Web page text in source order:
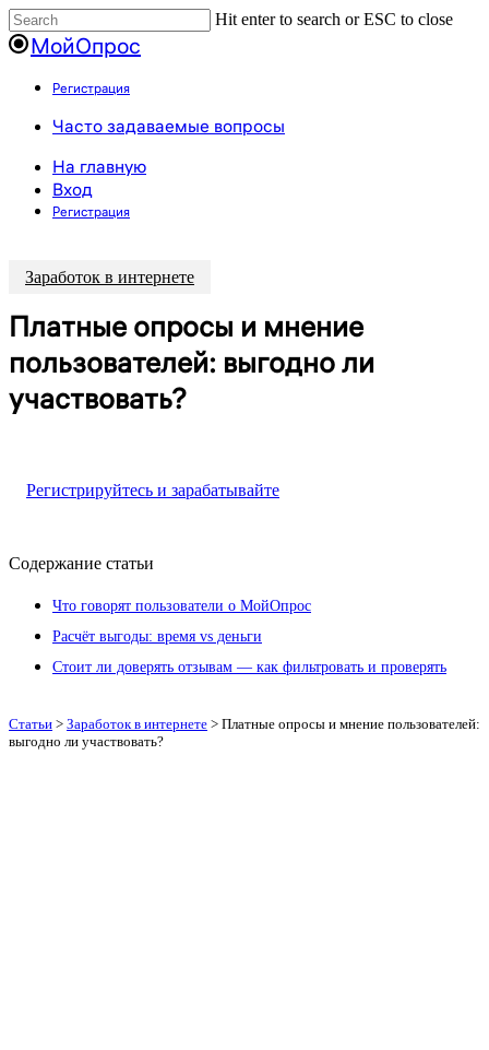
Пропустить
Hit enter to search or ESC to close
Close
Search
МойОпрос
Регистрация
Menu
Часто задаваемые вопросы
На главную
Вход
Регистрация
Заработок в интернете
Платные опросы и мнение
пользователей: выгодно ли
участвовать?
Регистрируйтесь и зарабатывайте
Содержание статьи
Что говорят пользователи о МойОпрос
Расчёт выгоды: время vs деньги
Стоит ли доверять отзывам — как фильтровать и проверять
Статьи > Заработок в интернете > Платные опросы и мнение пользователей:
выгодно ли участвовать?